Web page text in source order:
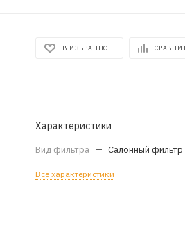
В ИЗБРАННОЕ
Характеристики
Вид фильтра — Салонный фильтр
Все характеристики